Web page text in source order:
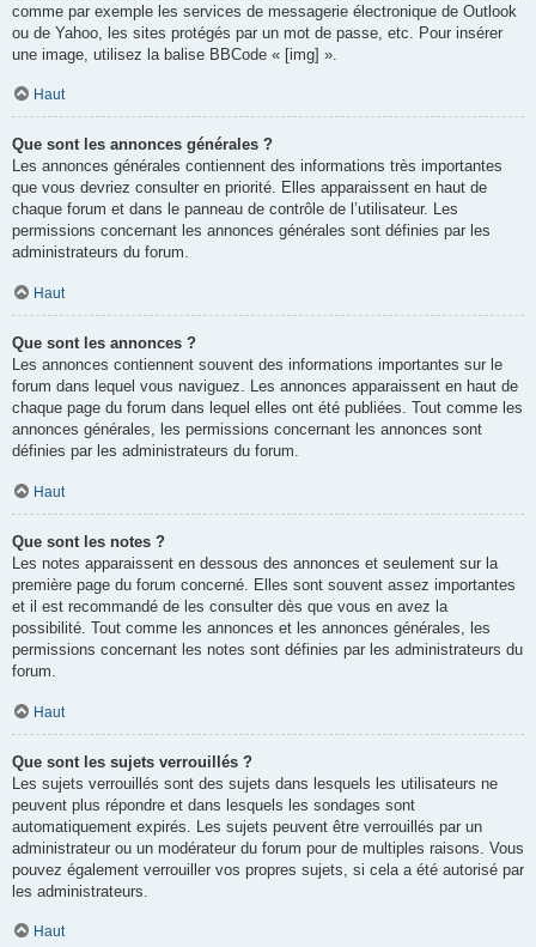
comme par exemple les services de messagerie électronique de Outlook
ou de Yahoo, les sites protégés par un mot de passe, etc. Pour insérer
une image, utilisez la balise BBCode « [img] ».
Haut
Que sont les annonces générales ?
Les annonces générales contiennent des informations très importantes
que vous devriez consulter en priorité. Elles apparaissent en haut de
chaque forum et dans le panneau de contrôle de l’utilisateur. Les
permissions concernant les annonces générales sont définies par les
administrateurs du forum.
Haut
Que sont les annonces ?
Les annonces contiennent souvent des informations importantes sur le
forum dans lequel vous naviguez. Les annonces apparaissent en haut de
chaque page du forum dans lequel elles ont été publiées. Tout comme les
annonces générales, les permissions concernant les annonces sont
définies par les administrateurs du forum.
Haut
Que sont les notes ?
Les notes apparaissent en dessous des annonces et seulement sur la
première page du forum concerné. Elles sont souvent assez importantes
et il est recommandé de les consulter dès que vous en avez la
possibilité. Tout comme les annonces et les annonces générales, les
permissions concernant les notes sont définies par les administrateurs du
forum.
Haut
Que sont les sujets verrouillés ?
Les sujets verrouillés sont des sujets dans lesquels les utilisateurs ne
peuvent plus répondre et dans lesquels les sondages sont
automatiquement expirés. Les sujets peuvent être verrouillés par un
administrateur ou un modérateur du forum pour de multiples raisons. Vous
pouvez également verrouiller vos propres sujets, si cela a été autorisé par
les administrateurs.
Haut